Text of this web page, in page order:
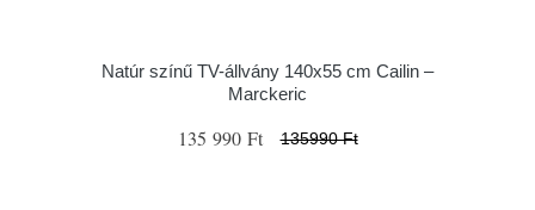
Natúr színű TV-állvány 140x55 cm Cailin –
Marckeric
135 990 Ft 135990 Ft